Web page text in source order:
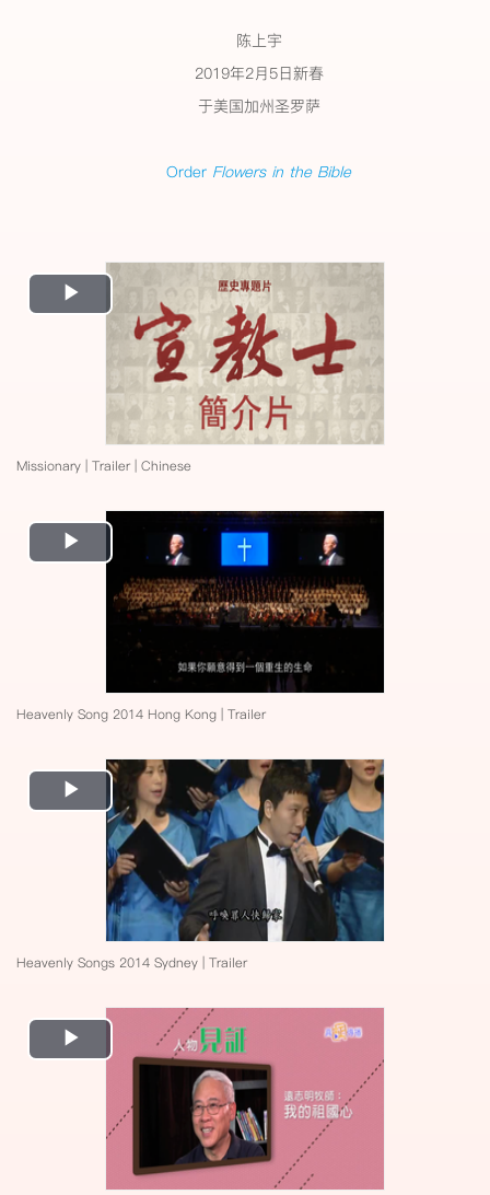
陈上宇
2019年2月5日新春
于美国加州圣罗萨
Order Flowers in the Bible
Play
Video
Missionary | Trailer | Chinese
Play
Video
Heavenly Song 2014 Hong Kong | Trailer
Play
Video
Heavenly Songs 2014 Sydney | Trailer
Play
Video